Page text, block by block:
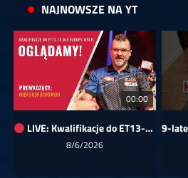
NAJNOWSZE NA YT
00:00
LIVE: Kwalifikacje do ET13-14 dla Europy Wschodniej
8/6/2026